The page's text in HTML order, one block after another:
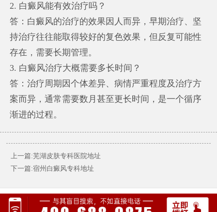
2. 白癜风能有效治疗吗？
答：白癜风的治疗的效果因人而异，早期治疗、坚
持治疗往往能取得较好的复色效果，但反复可能性
存在，需要长期管理。
3. 白癜风治疗大概需要多长时间？
答：治疗周期因个体差异、病情严重程度及治疗方
案而异，通常需要数月甚至更长时间，是一个循序
渐进的过程。
上一篇:芜湖皮肤专科医院地址
下一篇:宿州白癜风专科地址